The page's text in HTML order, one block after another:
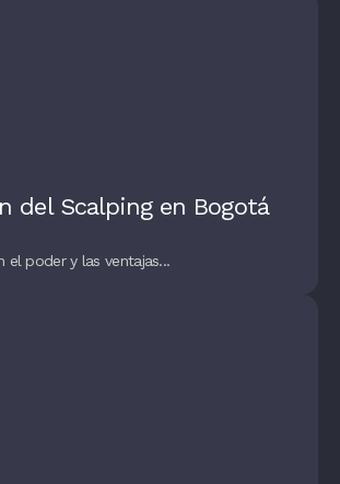
del Scalping en Bogotá
el poder y las ventajas...